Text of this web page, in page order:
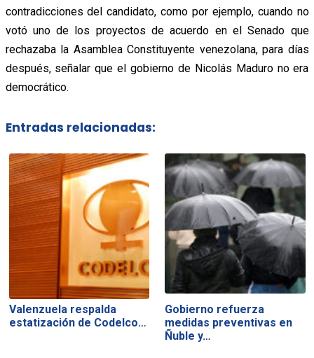
contradicciones del candidato, como por ejemplo, cuando no
votó uno de los proyectos de acuerdo en el Senado que
rechazaba la Asamblea Constituyente venezolana, para días
después, señalar que el gobierno de Nicolás Maduro no era
democrático.
Entradas relacionadas:
Valenzuela respalda
estatización de Codelco…
Gobierno refuerza
medidas preventivas en
Ñuble y…